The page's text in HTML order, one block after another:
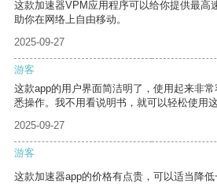
这款加速器VPM应用程序可以给你提供最高
助你在网络上自由移动。
2025-09-27
游客
这款app的用户界面简洁明了，使用起来非
悉操作。我不用看说明书，就可以轻松使用这
2025-09-27
游客
这款加速器app的价格有点贵，可以适当降低